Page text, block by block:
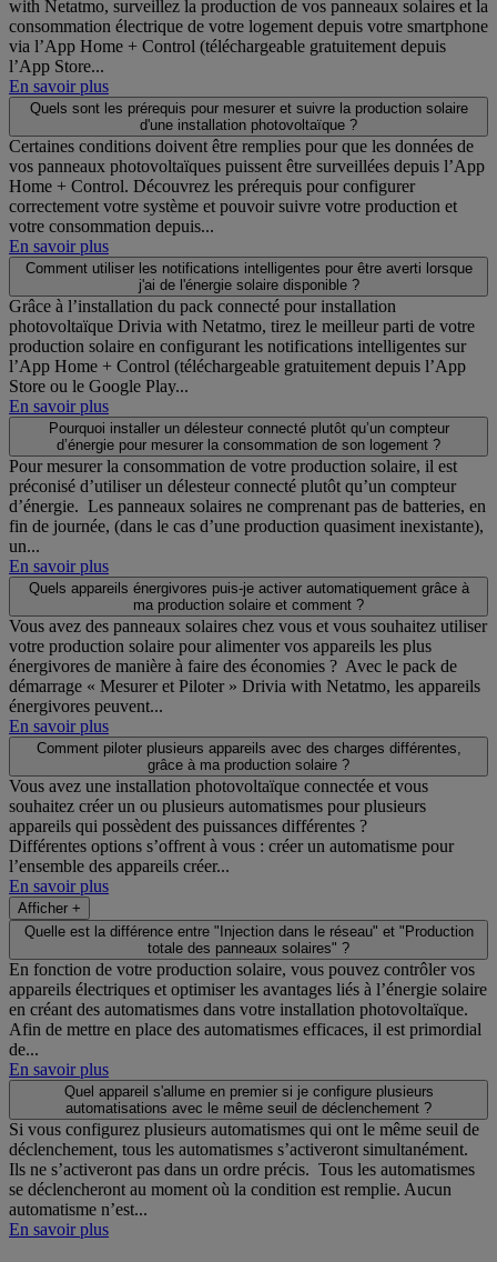
with Netatmo, surveillez la production de vos panneaux solaires et la
consommation électrique de votre logement depuis votre smartphone
via l’App Home + Control (téléchargeable gratuitement depuis
l’App Store...
En savoir plus
Quels sont les prérequis pour mesurer et suivre la production solaire
d'une installation photovoltaïque ?
Certaines conditions doivent être remplies pour que les données de
vos panneaux photovoltaïques puissent être surveillées depuis l’App
Home + Control. Découvrez les prérequis pour configurer
correctement votre système et pouvoir suivre votre production et
votre consommation depuis...
En savoir plus
Comment utiliser les notifications intelligentes pour être averti lorsque
j'ai de l'énergie solaire disponible ?
Grâce à l’installation du pack connecté pour installation
photovoltaïque Drivia with Netatmo, tirez le meilleur parti de votre
production solaire en configurant les notifications intelligentes sur
l’App Home + Control (téléchargeable gratuitement depuis l’App
Store ou le Google Play...
En savoir plus
Pourquoi installer un délesteur connecté plutôt qu’un compteur
d’énergie pour mesurer la consommation de son logement ?
Pour mesurer la consommation de votre production solaire, il est
préconisé d’utiliser un délesteur connecté plutôt qu’un compteur
d’énergie. Les panneaux solaires ne comprenant pas de batteries, en
fin de journée, (dans le cas d’une production quasiment inexistante),
un...
En savoir plus
Quels appareils énergivores puis-je activer automatiquement grâce à
ma production solaire et comment ?
Vous avez des panneaux solaires chez vous et vous souhaitez utiliser
votre production solaire pour alimenter vos appareils les plus
énergivores de manière à faire des économies ? Avec le pack de
démarrage « Mesurer et Piloter » Drivia with Netatmo, les appareils
énergivores peuvent...
En savoir plus
Comment piloter plusieurs appareils avec des charges différentes,
grâce à ma production solaire ?
Vous avez une installation photovoltaïque connectée et vous
souhaitez créer un ou plusieurs automatismes pour plusieurs
appareils qui possèdent des puissances différentes ?
Différentes options s’offrent à vous : créer un automatisme pour
l’ensemble des appareils créer...
En savoir plus
Afficher +
Quelle est la différence entre "Injection dans le réseau" et "Production
totale des panneaux solaires" ?
En fonction de votre production solaire, vous pouvez contrôler vos
appareils électriques et optimiser les avantages liés à l’énergie solaire
en créant des automatismes dans votre installation photovoltaïque.
Afin de mettre en place des automatismes efficaces, il est primordial
de...
En savoir plus
Quel appareil s'allume en premier si je configure plusieurs
automatisations avec le même seuil de déclenchement ?
Si vous configurez plusieurs automatismes qui ont le même seuil de
déclenchement, tous les automatismes s’activeront simultanément.
Ils ne s’activeront pas dans un ordre précis. Tous les automatismes
se déclencheront au moment où la condition est remplie. Aucun
automatisme n’est...
En savoir plus